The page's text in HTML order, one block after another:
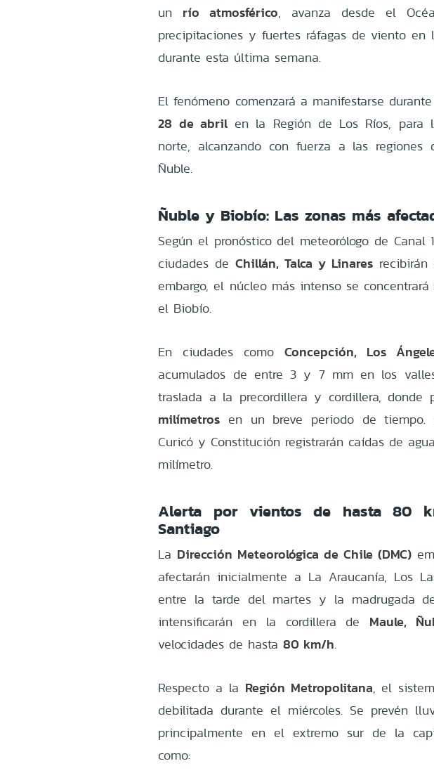
un río atmosférico, avanza desde el
precipitaciones y fuertes ráfagas de viento en
durante esta última semana.
El fenómeno comenzará a manifestarse
28 de abrilen la Región de Los Ríos, para
norte, alcanzando con fuerza a las
Ñuble.
Ñuble y Biobío: Las zonas más
Según el pronóstico del meteorólogo de Canal
ciudades deChillán, Talca y Linares
embargo, el núcleo más intenso se
el Biobío.
En ciudades como Concepción, Los
acumulados de entre 3 y 7 mm en los
traslada a la precordillera y cordillera,
milímetros en un breve periodo de tiempo.
Curicó y Constitución registrarán caídas de
milímetro.
Alerta por vientos de hasta 80
Santiago
La Dirección Meteorológica de Chile (DMC)
afectarán inicialmente a La Araucanía, Los
entre la tarde del martes y la madrugada
intensificarán en la cordillera de Maule,
velocidades de hasta80 km/h.
Respecto a la Región Metropolitana, el
debilitada durante el miércoles. Se prevén
principalmente en el extremo sur de la
como: